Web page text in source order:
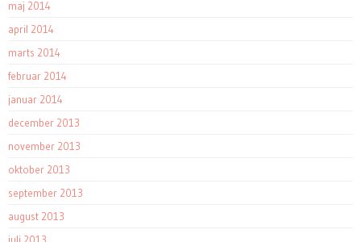
maj 2014
april 2014
marts 2014
februar 2014
januar 2014
december 2013
november 2013
oktober 2013
september 2013
august 2013